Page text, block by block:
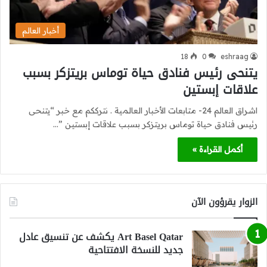
أخبار العالم
eshraag
0
18
يتنحى رئيس فنادق حياة توماس بريتزكر بسبب
علاقات إبستين
اشراق العالم 24- متابعات الأخبار العالمية . نترككم مع خبر “يتنحى
رئيس فنادق حياة توماس بريتزكر بسبب علاقات إبستين ”…
أكمل القراءة »
الزوار يقرؤون الآن
Art Basel Qatar يكشف عن تنسيق عادل
جديد للنسخة الافتتاحية